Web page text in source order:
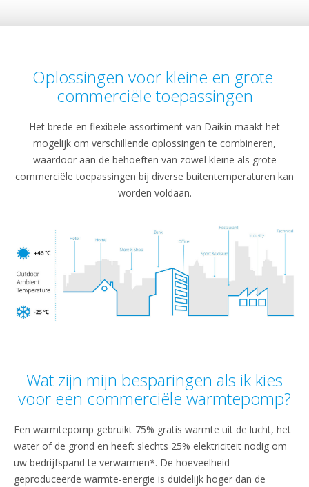
Oplossingen voor kleine en grote
commerciële toepassingen
Het brede en flexibele assortiment van Daikin maakt het
mogelijk om verschillende oplossingen te combineren,
waardoor aan de behoeften van zowel kleine als grote
commerciële toepassingen bij diverse buitentemperaturen kan
worden voldaan.
Wat zijn mijn besparingen als ik kies
voor een commerciële warmtepomp?
Een warmtepomp gebruikt 75% gratis warmte uit de lucht, het
water of de grond en heeft slechts 25% elektriciteit nodig om
uw bedrijfspand te verwarmen*. De hoeveelheid
geproduceerde warmte-energie is duidelijk hoger dan de